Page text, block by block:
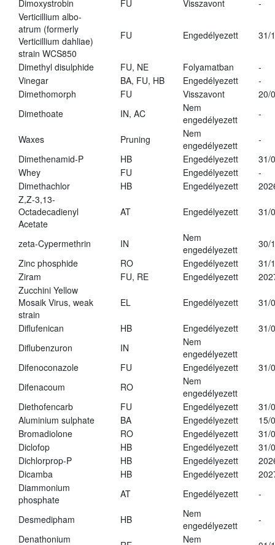
Dimoxystrobin
FU Visszavont
-
Verticillium albo-
atrum (formerly
Verticillium dahliae)
strain WCS850
FU Engedélyezett 31/
Dimethyl disulphide FU, NE Folyamatban
-
Vinegar
BA, FU, HB Engedélyezett
-
Dimethomorph
FU Visszavont
20/
Dimethoate
IN, AC
Nem
engedélyezett
-
Waxes Pruning
Nem
engedélyezett
-
Dimethenamid-P
HB Engedélyezett
31/
Whey
FU Engedélyezett
-
Dimethachlor
HB Engedélyezett
Z,Z-3,13-
Octadecadienyl
Acetate
AT Engedélyezett 31/
zeta-Cypermethrin IN
Nem
engedélyezett
30/
Zinc phosphide
RO Engedélyezett
31/
Ziram
FU, RE Engedélyezett
Zucchini Yellow
Mosaik Virus, weak
strain
EL Engedélyezett 31/
Diflufenican HB Engedélyezett
31/
Diflubenzuron
IN
Nem
engedélyezett
Difenoconazole
FU Engedélyezett
31/
Difenacoum
RO
Nem
engedélyezett
Diethofencarb
FU Engedélyezett
31/
Aluminium sulphate
BA Engedélyezett
15/
Bromadiolone
RO Engedélyezett
31/
Diclofop
HB Engedélyezett
31/
Dichlorprop-P
HB Engedélyezett
Dicamba
HB Engedélyezett
Diammonium
phosphate
AT Engedélyezett -
Desmedipham HB
Nem
engedélyezett
-
Denathonium
Nem